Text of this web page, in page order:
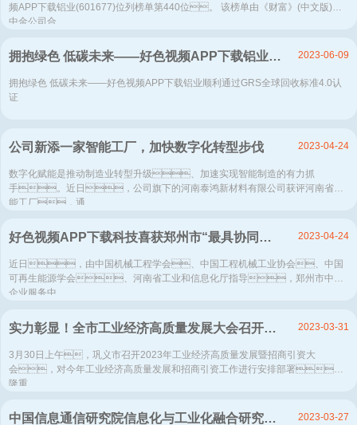
频APP下载铝业(601677)位列榜单第440位。 该榜单由《财富》(中文版)与
中金公司合...
拥抱绿色 低碳未来——好色视频APP下载铝业顺利通过GRS全球回收标准4.0认证
拥抱绿色 低碳未来——好色视频APP下载铝业顺利通过GRS全球回收标准4.0认
证
2023-06-09
公司新添一家智能工厂，加快数字化转型步伐
数字化赋能是推动制造业转型升级、加速实现智能制造的有力抓
手。近日，公司旗下的河南泰鸿新材料有限公司获评河南省智
能工厂，通...
2023-04-24
好色视频APP下载科技喜获郑州市“最具协同力专精特新企业”
近日，由中国机械工程学会、中国工程机械工业协会、中国
可再生能源学会、河南省工业和信息化厅指导，郑州市中小
企业服务中...
2023-04-24
实力彰显！全市工业经济高质量发展大会召开，好色视频APP下载铝业斩获多项荣誉
3月30日上午，巩义市召开2023年工业经济高质量发展暨招商引资大
会，对今年工业经济高质量发展和招商引资工作进行安排部署，
隆重...
2023-03-31
中国信息通信研究院信息化与工业化融合研究所到好色视频APP下载铝业调研 2023-03-27